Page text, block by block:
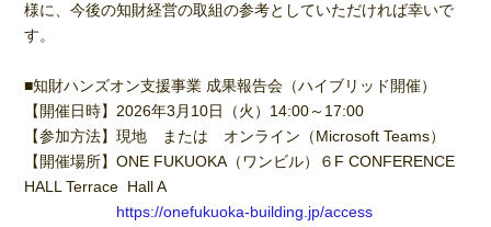
様に、今後の知財経営の取組の参考としていただければ幸いで
す。
■知財ハンズオン支援事業 成果報告会（ハイブリッド開催）
【開催日時】2026年3月10日（火）14:00～17:00
【参加方法】現地 または オンライン（Microsoft Teams）
【開催場所】ONE FUKUOKA（ワンビル）６F CONFERENCE
HALL Terrace Hall A
https://onefukuoka-building.jp/access